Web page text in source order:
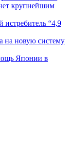
крупнейшим
истребитель “4,9
на новую систему
Японии в